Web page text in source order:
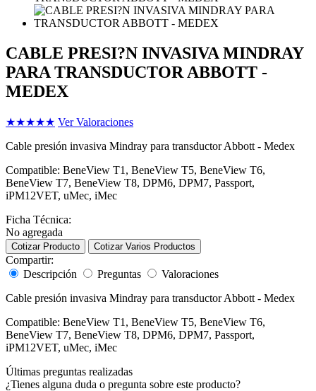
CABLE PRESI?N INVASIVA MINDRAY
PARA TRANSDUCTOR ABBOTT -
MEDEX
★★★★★ Ver Valoraciones
Cable presión invasiva Mindray para transductor Abbott - Medex
Compatible: BeneView T1, BeneView T5, BeneView T6,
BeneView T7, BeneView T8, DPM6, DPM7, Passport,
iPM12VET, uMec, iMec
Ficha Técnica:
No agregada
Cotizar Producto Cotizar Varios Productos
Compartir:
Descripción
Preguntas
Valoraciones
Cable presión invasiva Mindray para transductor Abbott - Medex
Compatible: BeneView T1, BeneView T5, BeneView T6,
BeneView T7, BeneView T8, DPM6, DPM7, Passport,
iPM12VET, uMec, iMec
Últimas preguntas realizadas
¿Tienes alguna duda o pregunta sobre este producto?